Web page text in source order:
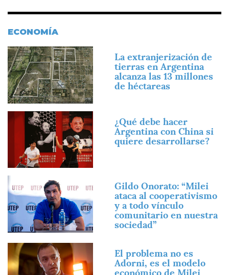
ECONOMÍA
Imagen
La extranjerización de
tierras en Argentina
alcanza las 13 millones
de héctareas
Imagen
¿Qué debe hacer
Argentina con China si
quiere desarrollarse?
Gildo Onorato: “Milei
ataca al cooperativismo
y a todo vínculo
comunitario en nuestra
sociedad”
Imagen
El problema no es
Adorni, es el modelo